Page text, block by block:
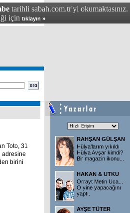
tarihli sabah.com.tr'yi okumaktasınız.
için tıklayın »
Toto, 31
adresine
birini
RAHŞAN GÜLŞAN
Hülya'larım yıkıldı
Hülya Avşar kimdi?
Bir magazin ikonu
HAKAN & UTKU
Orrayt Metin Uca...
O yine yapacağını
yaptı.
AYŞE TÜTER